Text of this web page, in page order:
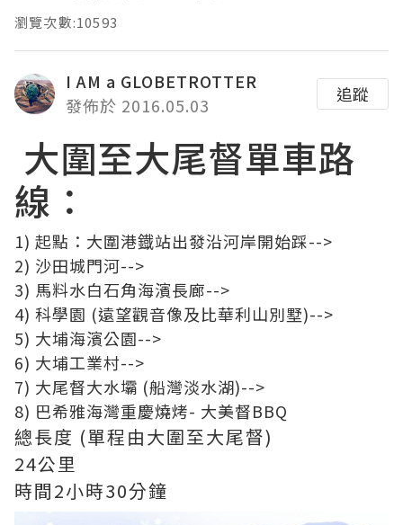
瀏覽次數:10593
I AM a GLOBETROTTER
發佈於 2016.05.03
追蹤
大圍至大尾督單車路
線：
1) 起點：大圍港鐡站出發沿河岸開始踩-->
2) 沙田城門河-->
3) 馬料水白石角海濱長廊-->
4) 科學園 (遠望觀音像及比華利山別墅)-->
5) 大埔海濱公園-->
6) 大埔工業村-->
7) 大尾督大水壩 (船灣淡水湖)-->
8) 巴希雅海灣重慶燒烤- 大美督BBQ
總長度 (單程由大圍至大尾督)
24公里
時間2小時30分鐘